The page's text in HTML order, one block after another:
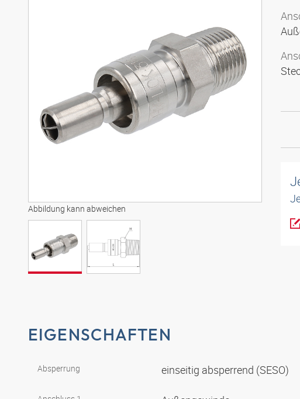
Abbildung kann abweichen
EIGENSCHAFTEN
Absperrung einseitig absperrend (SESO)